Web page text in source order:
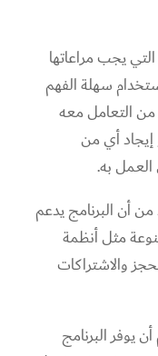
يجب مراعاتها
سهلة الفهم
من التعامل معه
أي من
العمل به.
أن البرنامج يدعم
مثل أنظمة
والاشتراكات
يوفر البرنامج